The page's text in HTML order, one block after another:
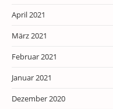
April 2021
März 2021
Februar 2021
Januar 2021
Dezember 2020